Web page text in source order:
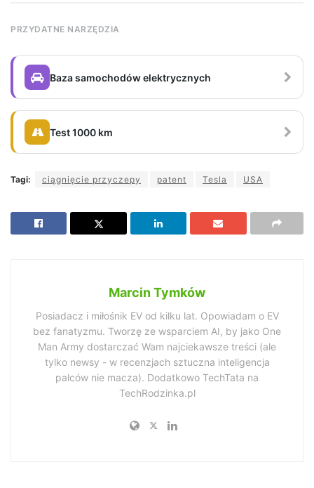
PRZYDATNE NARZĘDZIA
Baza samochodów elektrycznych
Test 1000 km
Tagi: ciągnięcie przyczepy patent Tesla USA
Marcin Tymków
Posiadacz i miłośnik EV od kilku lat. Opowiadam o EV
bez fanatyzmu. Tworzę ze wsparciem AI, by jako One
Man Army dostarczać Wam najciekawsze treści (ale
tylko newsy - w recenzjach sztuczna inteligencja
palców nie macza). Dodatkowo TechTata na
TechRodzinka.pl